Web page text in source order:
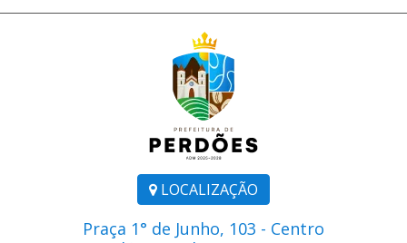
LOCALIZAÇÃO
Praça 1° de Junho, 103 - Centro